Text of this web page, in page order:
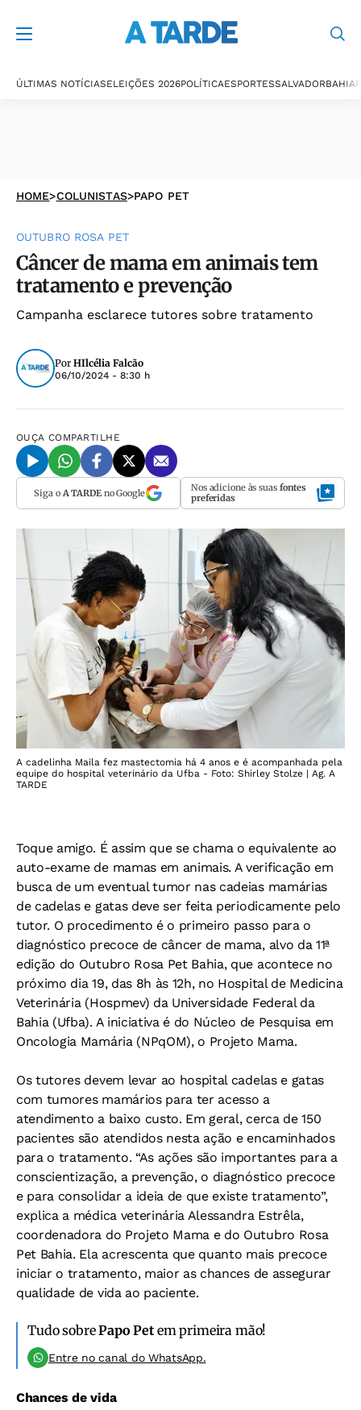
ÚLTIMAS NOTÍCIASELEIÇÕES 2026POLÍTICAESPORTESSALVADORBAHIA
HOME>COLUNISTAS>PAPO PET
OUTUBRO ROSA PET
Câncer de mama em animais tem
tratamento e prevenção
Campanha esclarece tutores sobre tratamento
Por HIlcélia Falcão
06/10/2024 - 8:30 h
OUÇA COMPARTILHE
Siga o A TARDEno Google Nos adicione às suas fontes
preferidas
A cadelinha Maila fez mastectomia há 4 anos e é acompanhada pela
equipe do hospital veterinário da Ufba - Foto: Shirley Stolze | Ag. A
TARDE
Toque amigo. É assim que se chama o equivalente ao
auto-exame de mamas em animais. A verificação em
busca de um eventual tumor nas cadeias mamárias
de cadelas e gatas deve ser feita periodicamente pelo
tutor. O procedimento é o primeiro passo para o
diagnóstico precoce de câncer de mama, alvo da 11ª
edição do Outubro Rosa Pet Bahia, que acontece no
próximo dia 19, das 8h às 12h, no Hospital de Medicina
Veterinária (Hospmev) da Universidade Federal da
Bahia (Ufba). A iniciativa é do Núcleo de Pesquisa em
Oncologia Mamária (NPqOM), o Projeto Mama.
Os tutores devem levar ao hospital cadelas e gatas
com tumores mamários para ter acesso a
atendimento a baixo custo. Em geral, cerca de 150
pacientes são atendidos nesta ação e encaminhados
para o tratamento. “As ações são importantes para a
conscientização, a prevenção, o diagnóstico precoce
e para consolidar a ideia de que existe tratamento”,
explica a médica veterinária Alessandra Estrêla,
coordenadora do Projeto Mama e do Outubro Rosa
Pet Bahia. Ela acrescenta que quanto mais precoce
iniciar o tratamento, maior as chances de assegurar
qualidade de vida ao paciente.
Tudo sobrePapo Petem primeira mão!
Entre no canal do WhatsApp.
Chances de vida